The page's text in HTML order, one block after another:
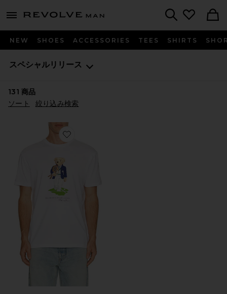
menu - shows more content
Revolve
NEW SHOES ACCESSORIES TEES SHIRTS
スペシャルリリース
131 商品
ソート
絞り込み検索
Favorite Tシャツ